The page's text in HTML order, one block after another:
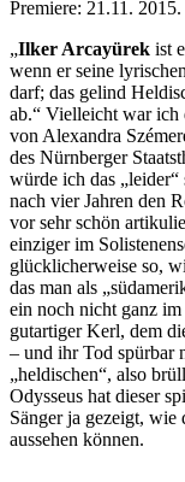
Premiere: 21.11.
„Ilker Arcayürek ist
wenn er seine
darf; das gelind
ab.“ Vielleicht war ich
von Alexandra
des Nürnberger
würde ich das
nach vier Jahren den
vor sehr schön
einziger im
glücklicherweise so,
das man als
ein noch nicht ganz im
gutartiger Kerl, dem
– und ihr Tod spürbar
„heldischen“, also
Odysseus hat dieser
Sänger ja gezeigt, wie
aussehen können.